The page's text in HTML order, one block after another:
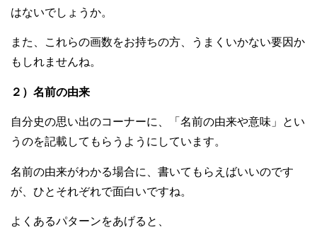
はないでしょうか。
また、これらの画数をお持ちの方、うまくいかない要因か
もしれませんね。
２）名前の由来
自分史の思い出のコーナーに、「名前の由来や意味」とい
うのを記載してもらうようにしています。
名前の由来がわかる場合に、書いてもらえばいいのです
が、ひとそれぞれで面白いですね。
よくあるパターンをあげると、